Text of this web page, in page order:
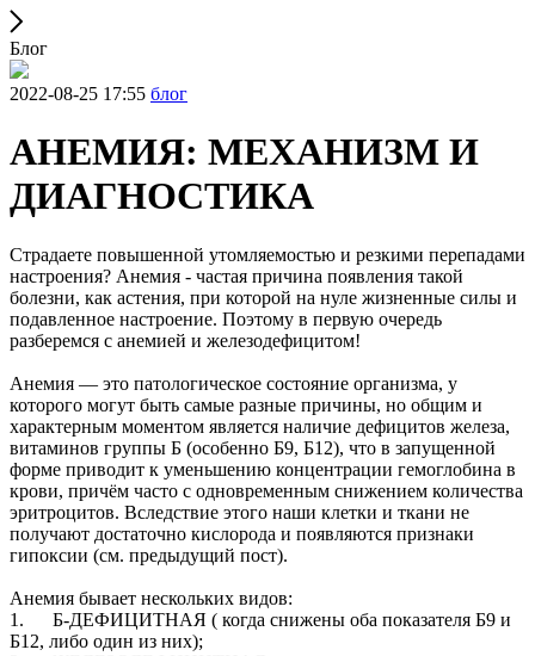
Блог
2022-08-25 17:55 блог
АНЕМИЯ: МЕХАНИЗМ И
ДИАГНОСТИКА
Страдаете повышенной утомляемостью и резкими перепадами
настроения? Анемия - частая причина появления такой
болезни, как астения, при которой на нуле жизненные силы и
подавленное настроение. Поэтому в первую очередь
разберемся с анемией и железодефицитом!
Анемия — это патологическое состояние организма, у
которого могут быть самые разные причины, но общим и
характерным моментом является наличие дефицитов железа,
витаминов группы Б (особенно Б9, Б12), что в запущенной
форме приводит к уменьшению концентрации гемоглобина в
крови, причём часто с одновременным снижением количества
эритроцитов. Вследствие этого наши клетки и ткани не
получают достаточно кислорода и появляются признаки
гипоксии (см. предыдущий пост).
Анемия бывает нескольких видов:
1. Б-ДЕФИЦИТНАЯ ( когда снижены оба показателя Б9 и
Б12, либо один из них);